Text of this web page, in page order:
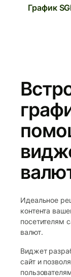
График
Идеальное
контента
посетителям
валют.
Виджет
сайт и